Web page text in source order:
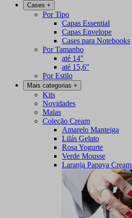
Cases +
Por Tipo
Capas Essential
Capas Envelope
Cases para Notebooks
Por Tamanho
até 14"
até 15,6"
Por Estilo
Mais categorias +
Kits
Novidades
Malas
Coleção Cream
Amarelo Manteiga
Lilás Gelato
Rosa Yogurte
Verde Mousse
Laranja Papaya Cream